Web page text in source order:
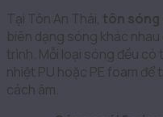
Tại Tôn An Thái, tôn sóng
biên dạng sóng khác
trình. Mỗi loại sóng đều có
nhiệt PU hoặc PE foam
cách âm.